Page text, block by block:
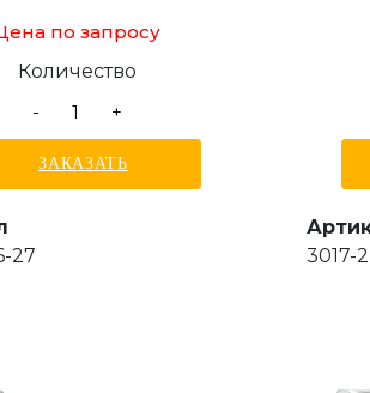
по запросу
Количество
-
+
ЗАКАЗАТЬ
27
3017-